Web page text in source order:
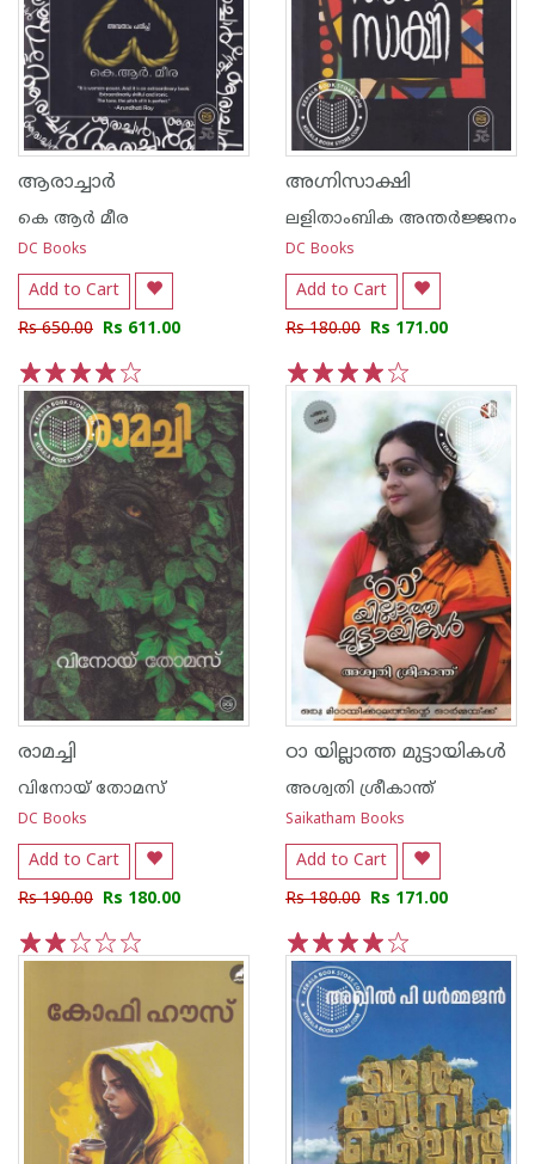
ആരാച്ചാര്‍
കെ ആര്‍ മീര
DC Books
Add to Cart
Rs 650.00 Rs 611.00
5
4
3
2
1
അഗ്നിസാക്ഷി
ലളിതാംബിക അന്തര്‍ജ്ജനം
DC Books
Add to Cart
Rs 180.00 Rs 171.00
5
3
2
രാമച്ചി
വിനോയ് തോമസ്
DC Books
Add to Cart
Rs 190.00 Rs 180.00
5
4
3
2
1
ഠാ യില്ലാത്ത മുട്ടായികള്‍
അശ്വതി ശ്രീകാന്ത്
Saikatham Books
Add to Cart
Rs 180.00 Rs 171.00
5
4
3
2
1